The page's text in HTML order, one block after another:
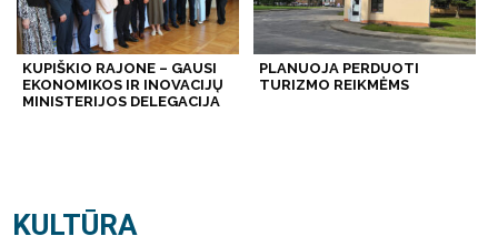
KUPIŠKIO RAJONE – GAUSI
EKONOMIKOS IR INOVACIJŲ
MINISTERIJOS DELEGACIJA
PLANUOJA PERDUOTI
TURIZMO REIKMĖMS
KULTŪRA